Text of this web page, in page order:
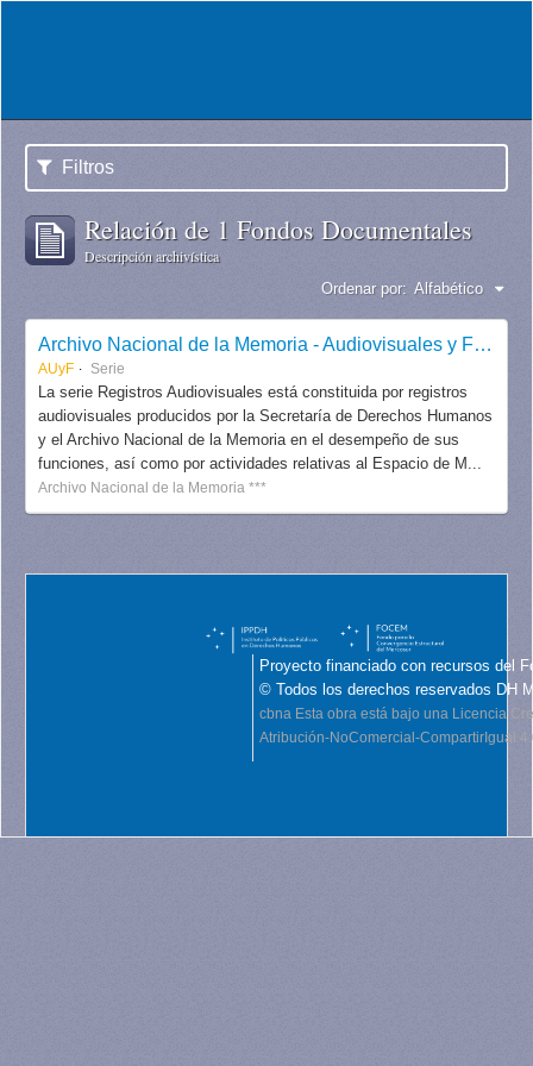
Filtros
Relación de 1 Fondos Documentales
Descripción archivística
Ordenar por: Alfabético
Archivo Nacional de la Memoria - Audiovisuales y Fotografías
AUyF Serie
La serie Registros Audiovisuales está constituida por registros
audiovisuales producidos por la Secretaría de Derechos Humanos
y el Archivo Nacional de la Memoria en el desempeño de sus
funciones, así como por actividades relativas al Espacio de M...
Archivo Nacional de la Memoria ***
Proyecto financiado con recursos del
© Todos los derechos reservados DH
cbna Esta obra está bajo una Licencia
Atribución-NoComercial-CompartirIgual